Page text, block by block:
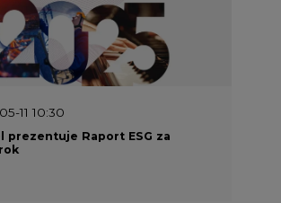
11 10:30
prezentuje Raport ESG za